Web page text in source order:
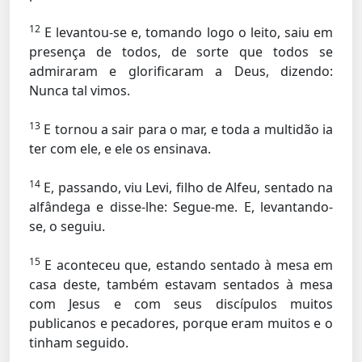
12 E levantou-se e, tomando logo o leito, saiu em
presença de todos, de sorte que todos se
admiraram e glorificaram a Deus, dizendo:
Nunca tal vimos.
13 E tornou a sair para o mar, e toda a multidão ia
ter com ele, e ele os ensinava.
14 E, passando, viu Levi, filho de Alfeu, sentado na
alfândega e disse-lhe:Segue-me. E, levantando-
se, o seguiu.
15 E aconteceu que, estando sentado à mesa em
casa deste, também estavam sentados à mesa
com Jesus e com seus discípulos muitos
publicanos e pecadores, porque eram muitos e o
tinham seguido.